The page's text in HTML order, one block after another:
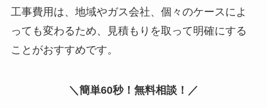
工事費用は、地域やガス会社、個々のケースによ
っても変わるため、見積もりを取って明確にする
ことがおすすめです。
＼簡単60秒！無料相談！／